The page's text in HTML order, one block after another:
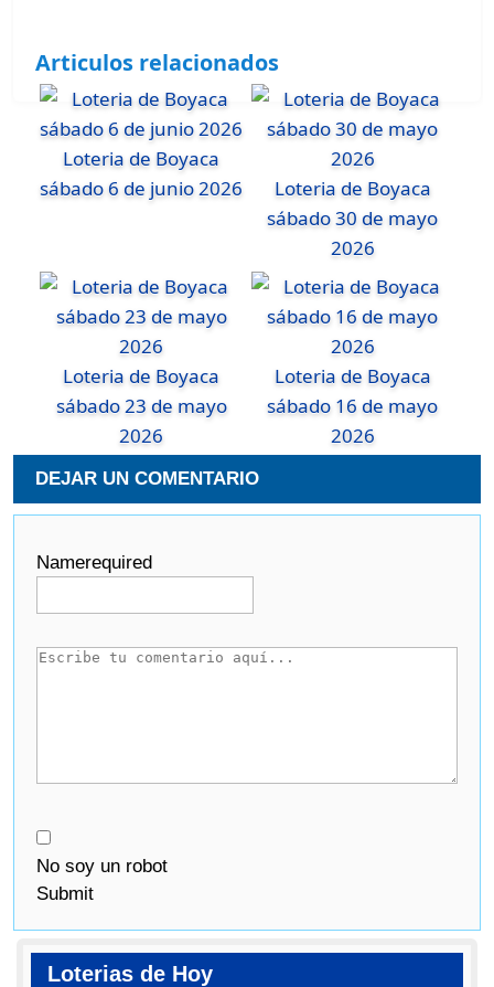
Articulos relacionados
Loteria de Boyaca
sábado 6 de junio 2026
Loteria de Boyaca
sábado 30 de mayo
2026
Loteria de Boyaca
sábado 23 de mayo
2026
Loteria de Boyaca
sábado 16 de mayo
2026
DEJAR UN COMENTARIO
Namerequired
No soy un robot
Submit
Loterias de Hoy